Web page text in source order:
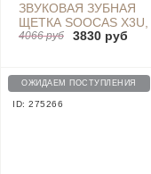
ЗВУКОВАЯ ЗУБНАЯ
ЩЕТКА SOOCAS X3U,
ЧЕРНЫЙ
4066 руб 3830 руб
ОЖИДАЕМ ПОСТУПЛЕНИЯ
ID: 275266